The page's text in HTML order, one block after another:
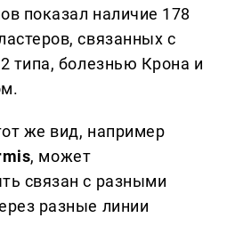
показал наличие 178
связанных с
типа, болезнью Крона и
же вид, например
, может
связан с разными
разные линии